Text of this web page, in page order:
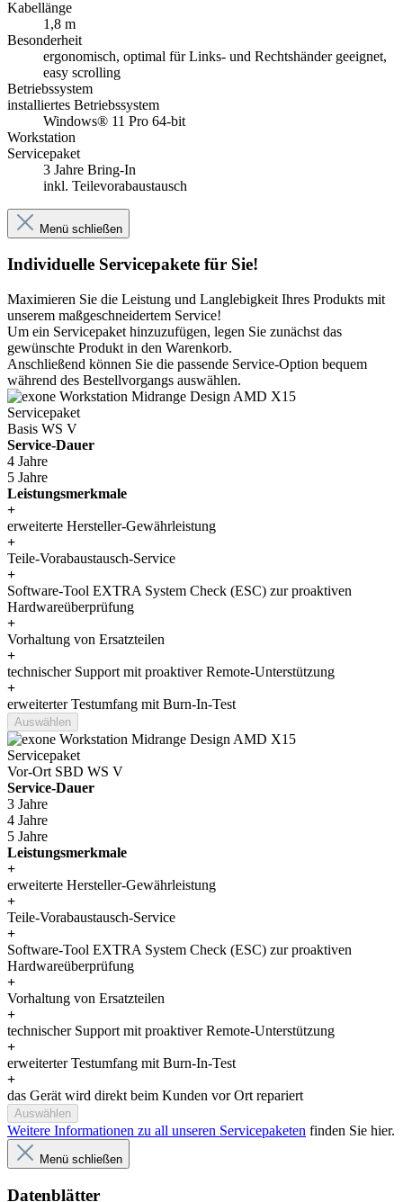
Kabellänge
1,8 m
Besonderheit
ergonomisch, optimal für Links- und Rechtshänder geeignet,
easy scrolling
Betriebssystem
installiertes Betriebssystem
Windows® 11 Pro 64-bit
Workstation
Servicepaket
3 Jahre Bring-In
inkl. Teilevorabaustausch
Menü schließen
Individuelle Servicepakete für Sie!
Maximieren Sie die Leistung und Langlebigkeit Ihres Produkts mit
unserem maßgeschneidertem Service!
Um ein Servicepaket hinzuzufügen, legen Sie zunächst das
gewünschte Produkt in den Warenkorb.
Anschließend können Sie die passende Service-Option bequem
während des Bestellvorgangs auswählen.
Servicepaket
Basis WS V
Service-Dauer
4 Jahre
5 Jahre
Leistungsmerkmale
+
erweiterte Hersteller-Gewährleistung
+
Teile-Vorabaustausch-Service
+
Software-Tool EXTRA System Check (ESC) zur proaktiven
Hardwareüberprüfung
+
Vorhaltung von Ersatzteilen
+
technischer Support mit proaktiver Remote-Unterstützung
+
erweiterter Testumfang mit Burn-In-Test
Auswählen
Servicepaket
Vor-Ort SBD WS V
Service-Dauer
3 Jahre
4 Jahre
5 Jahre
Leistungsmerkmale
+
erweiterte Hersteller-Gewährleistung
+
Teile-Vorabaustausch-Service
+
Software-Tool EXTRA System Check (ESC) zur proaktiven
Hardwareüberprüfung
+
Vorhaltung von Ersatzteilen
+
technischer Support mit proaktiver Remote-Unterstützung
+
erweiterter Testumfang mit Burn-In-Test
+
das Gerät wird direkt beim Kunden vor Ort repariert
Auswählen
Weitere Informationen zu all unseren Servicepaketen finden Sie hier.
Menü schließen
Datenblätter